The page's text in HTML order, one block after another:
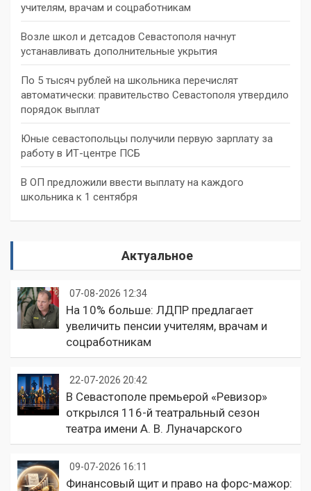
учителям, врачам и соцработникам
Возле школ и детсадов Севастополя начнут
устанавливать дополнительные укрытия
По 5 тысяч рублей на школьника перечислят
автоматически: правительство Севастополя утвердило
порядок выплат
Юные севастопольцы получили первую зарплату за
работу в ИТ-центре ПСБ
В ОП предложили ввести выплату на каждого
школьника к 1 сентября
Актуальное
07-08-2026 12:34
На 10% больше: ЛДПР предлагает
увеличить пенсии учителям, врачам и
соцработникам
22-07-2026 20:42
В Севастополе премьерой «Ревизор»
открылся 116-й театральный сезон
театра имени А. В. Луначарского
09-07-2026 16:11
Финансовый щит и право на форс-мажор: